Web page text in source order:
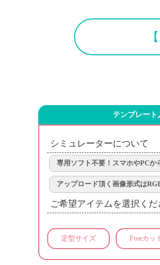
テンプレート
シミュレーターについて
専用ソフト不要！スマホやPCか
アップロード頂く画像形式は
ご希望アイテムを選択くだ
定型サイズ Freeカッ